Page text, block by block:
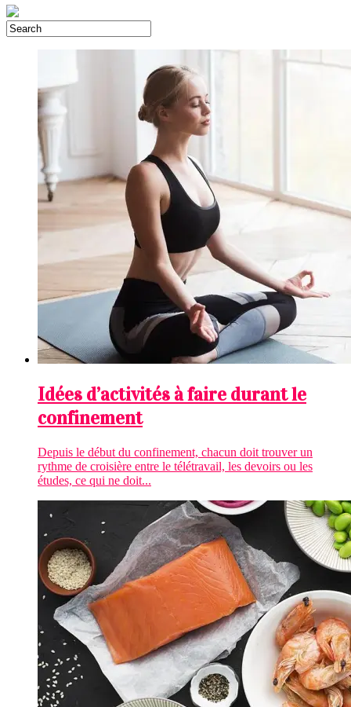
Idées d’activités à faire durant le
confinement
Depuis le début du confinement, chacun doit trouver un
rythme de croisière entre le télétravail, les devoirs ou les
études, ce qui ne doit...